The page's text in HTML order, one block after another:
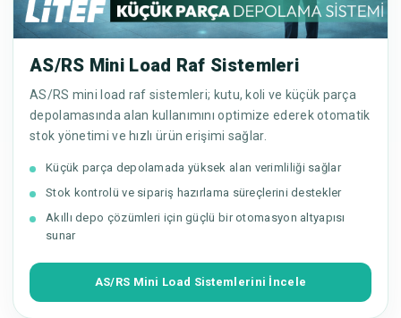
AS/RS Mini Load Raf Sistemleri
AS/RS mini load raf sistemleri; kutu, koli ve küçük parça
depolamasında alan kullanımını optimize ederek otomatik
stok yönetimi ve hızlı ürün erişimi sağlar.
Küçük parça depolamada yüksek alan verimliliği sağlar
Stok kontrolü ve sipariş hazırlama süreçlerini destekler
Akıllı depo çözümleri için güçlü bir otomasyon altyapısı
sunar
AS/RS Mini Load Sistemlerini İncele